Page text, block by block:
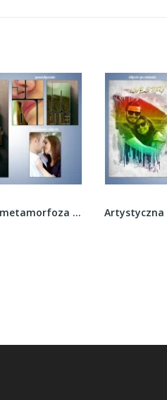
Artystyczna metamorfoza zdjęcia - Love words